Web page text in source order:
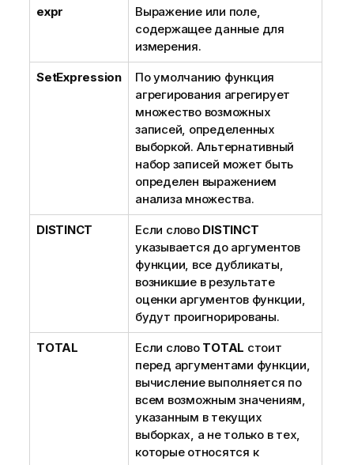
expr
Выражение или поле,
содержащее данные для
измерения.
SetExpression
По умолчанию функция
агрегирования агрегирует
множество возможных
записей, определенных
выборкой. Альтернативный
набор записей может быть
определен выражением
анализа множества.
DISTINCT Если слово DISTINCT
указывается до аргументов
функции, все дубликаты,
возникшие в результате
оценки аргументов функции,
будут проигнорированы.
TOTAL Если слово TOTAL стоит
перед аргументами функции,
вычисление выполняется по
всем возможным значениям,
указанным в текущих
выборках, а не только в тех,
которые относятся к